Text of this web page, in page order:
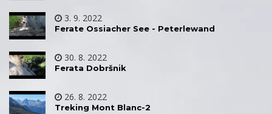
3. 9. 2022
Ferate Ossiacher See - Peterlewand
30. 8. 2022
Ferata Dobršnik
26. 8. 2022
Treking Mont Blanc-2